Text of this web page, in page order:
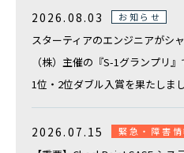
2026.08.03 お知らせ
スターティアのエンジニアがシ
（株）主催の『S-1グランプリ』
1位・2位ダブル入賞を果たしま
2026.07.15 緊急・障害情